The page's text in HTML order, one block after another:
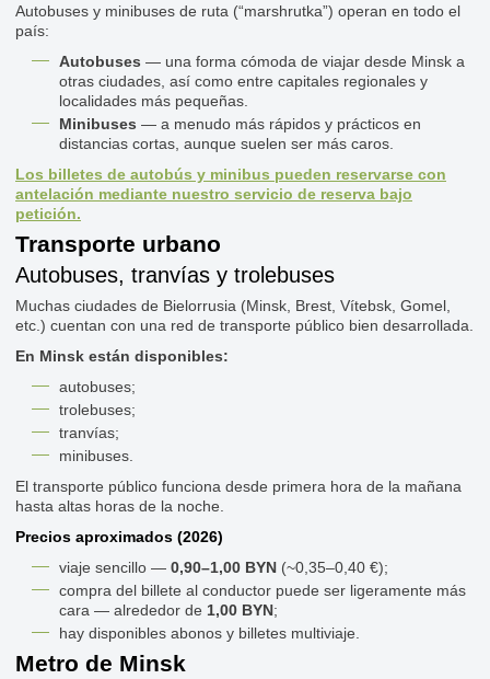
Autobuses y minibuses de ruta (“marshrutka”) operan en todo el
país:
Autobuses — una forma cómoda de viajar desde Minsk a
otras ciudades, así como entre capitales regionales y
localidades más pequeñas.
Minibuses — a menudo más rápidos y prácticos en
distancias cortas, aunque suelen ser más caros.
Los billetes de autobús y minibus pueden reservarse con
antelación mediante nuestro servicio de reserva bajo
petición.
Transporte urbano
Autobuses, tranvías y trolebuses
Muchas ciudades de Bielorrusia (Minsk, Brest, Vítebsk, Gomel,
etc.) cuentan con una red de transporte público bien desarrollada.
En Minsk están disponibles:
autobuses;
trolebuses;
tranvías;
minibuses.
El transporte público funciona desde primera hora de la mañana
hasta altas horas de la noche.
Precios aproximados (2026)
viaje sencillo — 0,90–1,00 BYN (~0,35–0,40 €);
compra del billete al conductor puede ser ligeramente más
cara — alrededor de 1,00 BYN;
hay disponibles abonos y billetes multiviaje.
Metro de Minsk